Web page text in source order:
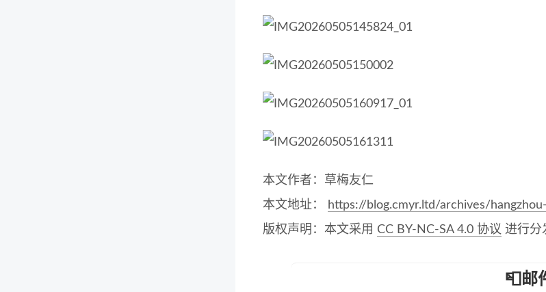
本文作者：草梅友仁
本文地址：
https://blog.cmyr.ltd/archives/
版权声明：本文采用 CC BY-NC-SA 4.0 协议 进行分
📮邮